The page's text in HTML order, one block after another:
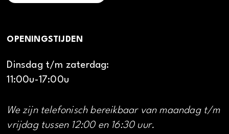
OPENINGSTIJDEN
Dinsdag t/m zaterdag:
11:00u-17:00u
We zijn telefonisch bereikbaar van maandag t/m
vrijdag tussen 12:00 en 16:30 uur.